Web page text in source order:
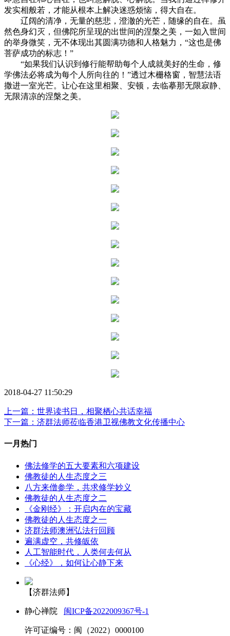
发实相般若，才能从根本上解决迷惑烦恼，得大自在。
辽阔的清净，无量的慈悲，澄澈的光芒，随缘的自在。虽
然色身幻灭，但佛陀所呈现的出世间的涅槃之美，一如入世间
的举身微笑，无不体现出其圆满功德和人格魅力，“这也是佛
菩萨成功的标志！”
“如果我们认识到修行能帮助每个人成就美好的生命，修
学佛法必将成为每个人所向往的！”透过木栅格窗，智慧法语
撒进一室光芒。让心在这里相聚、安顿，去临摹那无限寂静、
无限清凉的涅槃之美。
2018-04-27 11:50:29
上一篇：世界读书日，相聚栖心共话幸福
下一篇：济群法师莅临香港卫视佛教文化传播中心
一月热门
佛法修学的五大要素和六项建设
佛教徒的人生态度之三
八方来僧参学，共求修学妙义
佛教徒的人生态度之二
《金刚经》：开启内在的宝藏
佛教徒的人生态度之一
济群法师澳洲弘法行回顾
遍满虚空，共修皈依
人工智能时代，人类何去何从
《心经》，如何让心静下来
【济群法师】
静心禅院 闽ICP备2022009367号-1
许可证编号：闽（2022）0000100